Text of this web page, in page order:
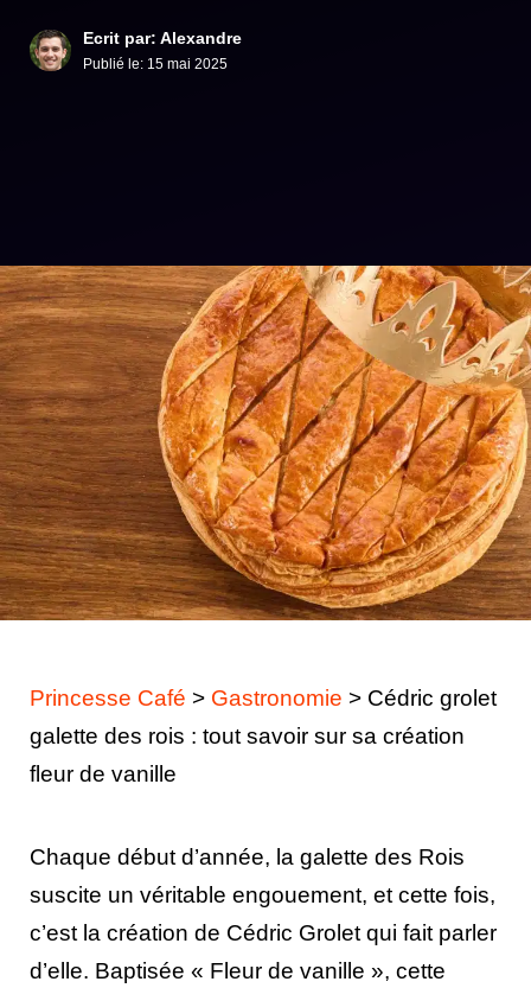
Ecrit par: Alexandre
Publié le: 15 mai 2025
Princesse Café > Gastronomie > Cédric grolet
galette des rois : tout savoir sur sa création
fleur de vanille
Chaque début d’année, la galette des Rois
suscite un véritable engouement, et cette fois,
c’est la création de Cédric Grolet qui fait parler
d’elle. Baptisée « Fleur de vanille », cette